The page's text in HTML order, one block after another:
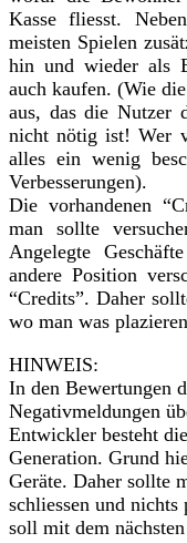
Kasse fliesst.
meisten Spielen
hin und wieder als
auch kaufen. (Wie
aus, das die Nutzer
nicht nötig ist! Wer
alles ein wenig
Verbesserungen).
Die vorhandenen
man sollte
Angelegte
andere Position
“Credits”. Daher
wo man was
HINWEIS:
In den Bewertungen
Negativmeldungen
Entwickler besteht
Generation. Grund
Geräte. Daher sollte
schliessen und
soll mit dem